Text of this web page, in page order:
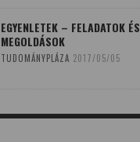
EGYENLETEK – FELADATOK ÉS
MEGOLDÁSOK
TUDOMÁNYPLÁZA 2017/05/05